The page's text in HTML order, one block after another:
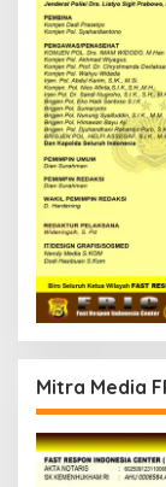
Mitra Media